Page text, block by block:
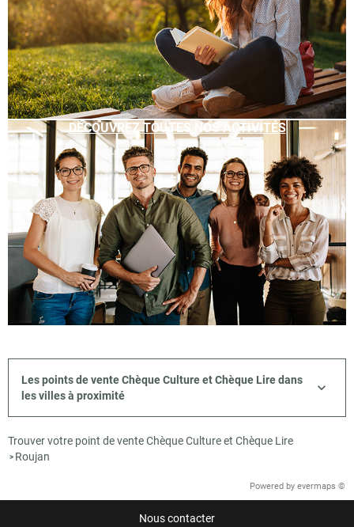
DÉCOUVREZ TOUTES NOS ACTIVITÉS
Les points de vente Chèque Culture et Chèque Lire dans
les villes à proximité
Trouver votre point de vente Chèque Culture et Chèque Lire
> Roujan
Powered by evermaps ©
Nous contacter